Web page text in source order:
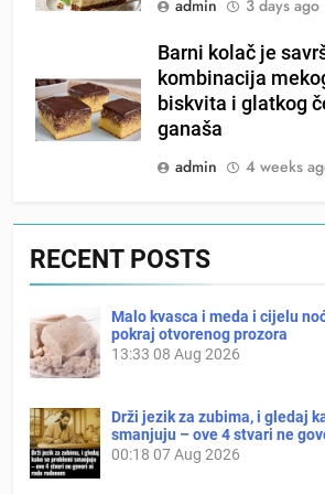
admin
3 days ago
Barni kolač je
kombinacija
biskvita i glatkog
ganaša
admin
4 weeks
RECENT POSTS
Malo kvasca i meda i cijelu
pokraj otvorenog prozora
13:33 08 Aug 2026
Drži jezik za zubima, i gledaj
smanjuju – ove 4 stvari ne
00:18 07 Aug 2026